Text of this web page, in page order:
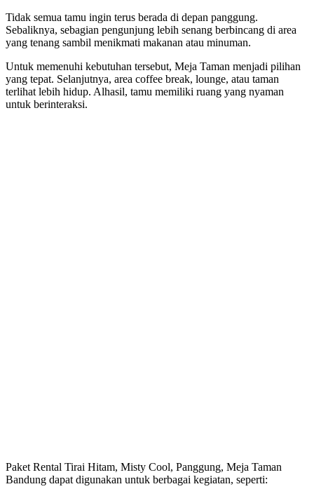
Tidak semua tamu ingin terus berada di depan panggung.
Sebaliknya, sebagian pengunjung lebih senang berbincang di area
yang tenang sambil menikmati makanan atau minuman.
Untuk memenuhi kebutuhan tersebut, Meja Taman menjadi pilihan
yang tepat. Selanjutnya, area coffee break, lounge, atau taman
terlihat lebih hidup. Alhasil, tamu memiliki ruang yang nyaman
untuk berinteraksi.
Paket Rental Tirai Hitam, Misty Cool, Panggung, Meja Taman
Bandung dapat digunakan untuk berbagai kegiatan, seperti: